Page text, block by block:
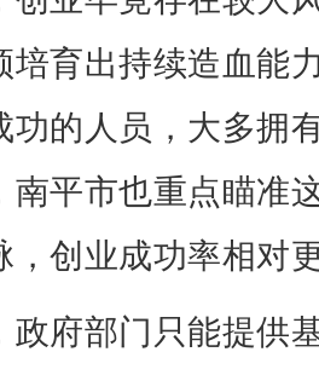
培育出持续造血能
功的人员，大多拥
南平市也重点瞄准
，创业成功率相对
政府部门只能提供